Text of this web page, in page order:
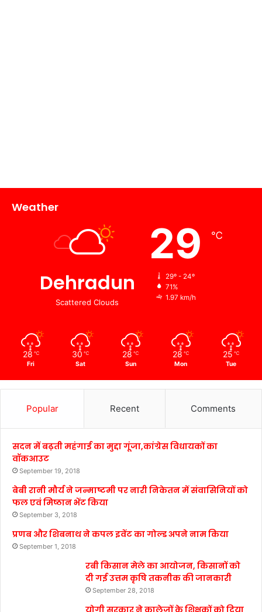
Weather
Dehradun
Scattered Clouds
29 ℃
29º - 24º
71%
1.97 km/h
28 ℃
Fri
30 ℃
Sat
28 ℃
Sun
28 ℃
Mon
25 ℃
Tue
Popular Recent Comments
सदन में बढ़ती महंगाई का मुद्दा गूंजा,कांग्रेस विधायकों का
वॉकआउट
September 19, 2018
बेबी रानी मौर्य ने जन्माष्टमी पर नारी निकेतन में संवासिनियों को
फल एवं मिष्ठान भेंट किया
September 3, 2018
प्रणब और शिबनाथ ने कपल इवेंट का गोल्ड अपने नाम किया
September 1, 2018
रबी किसान मेले का आयोजन, किसानों को
दी गई उत्तम कृषि तकनीक की जानकारी
September 28, 2018
योगी सरकार ने कालेजों के शिक्षकों को दिया